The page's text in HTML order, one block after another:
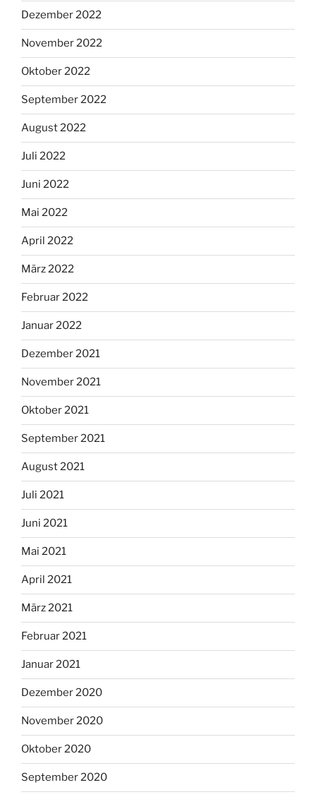
Dezember 2022
November 2022
Oktober 2022
September 2022
August 2022
Juli 2022
Juni 2022
Mai 2022
April 2022
März 2022
Februar 2022
Januar 2022
Dezember 2021
November 2021
Oktober 2021
September 2021
August 2021
Juli 2021
Juni 2021
Mai 2021
April 2021
März 2021
Februar 2021
Januar 2021
Dezember 2020
November 2020
Oktober 2020
September 2020